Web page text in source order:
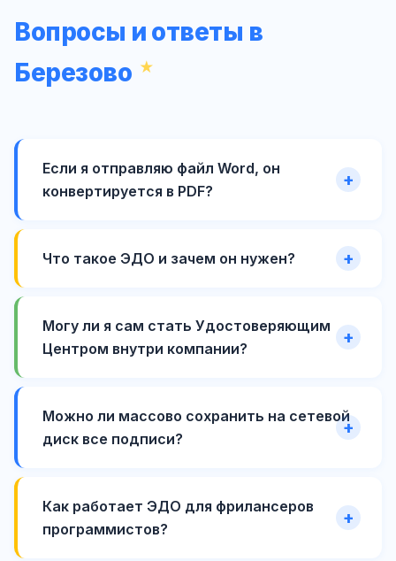
Вопросы и ответы в
Березово
Если я отправляю файл Word, он
конвертируется в PDF?
Что такое ЭДО и зачем он нужен?
Могу ли я сам стать Удостоверяющим
Центром внутри компании?
Можно ли массово сохранить на сетевой
диск все подписи?
Как работает ЭДО для фрилансеров
программистов?